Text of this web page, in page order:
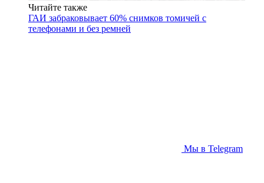
Читайте также
ГАИ забраковывает 60% снимков томичей с
телефонами и без ремней
Мы в Telegram